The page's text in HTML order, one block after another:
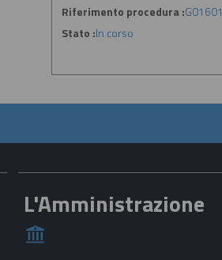
Riferimento procedura :G01601
Stato :In corso
L'Amministrazione